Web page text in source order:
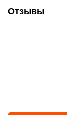
Отзывы